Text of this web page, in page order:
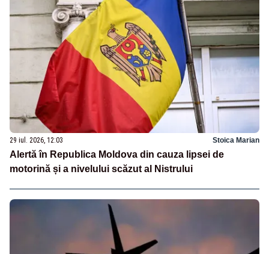
29 iul. 2026, 12:03 Stoica Marian
Alertă în Republica Moldova din cauza lipsei de
motorină și a nivelului scăzut al Nistrului